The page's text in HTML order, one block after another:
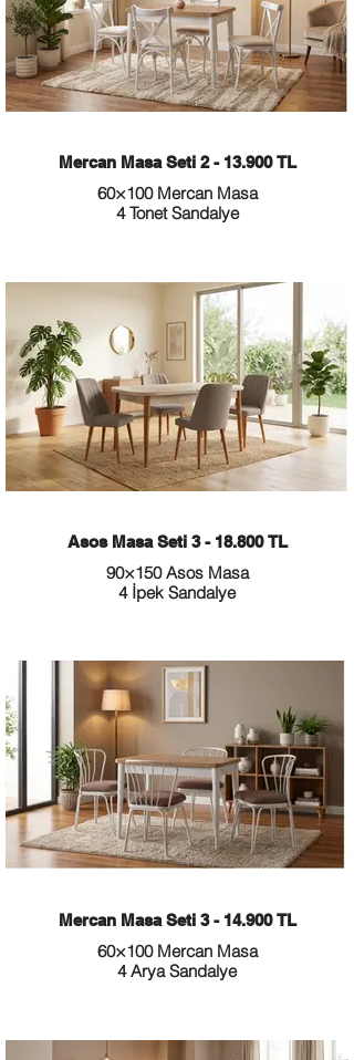
Mercan Masa Seti 2 - 13.900 TL
60×100 Mercan Masa
4 Tonet Sandalye
Asos Masa Seti 3 - 18.800 TL
90×150 Asos Masa
4 İpek Sandalye
Mercan Masa Seti 3 - 14.900 TL
60×100 Mercan Masa
4 Arya Sandalye